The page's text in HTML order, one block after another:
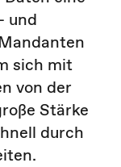
und
sich mit
von der
Stärke
durch